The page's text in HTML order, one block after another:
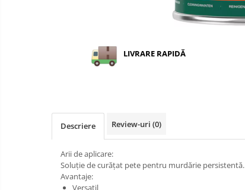
LIVRARE RAPIDĂ
Descriere Review-uri (0)
Arii de aplicare:
Soluție de curățat pete pentru murdărie persistentă.
Avantaje:
Versatil